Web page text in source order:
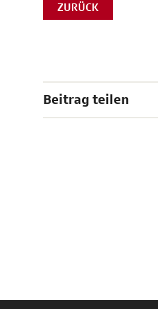
ZURÜCK
Beitrag teilen